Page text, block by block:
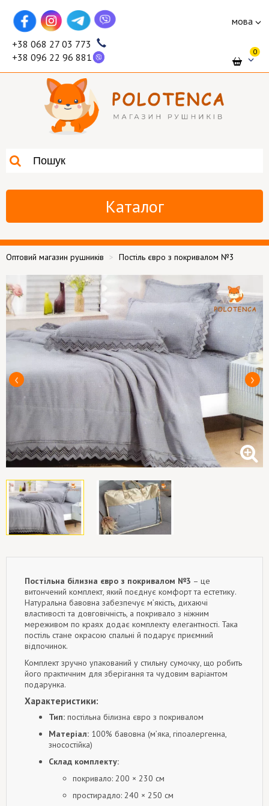
мова
+38 068 27 03 773
+38 096 22 96 881
0
Каталог
Оптовий магазин рушників Постіль євро з покривалом №3
Постільна білизна євро з покривалом №3 – це
витончений комплект, який поєднує комфорт та естетику.
Натуральна бавовна забезпечує м’якість, дихаючі
властивості та довговічність, а покривало з ніжним
мереживом по краях додає комплекту елегантності. Така
постіль стане окрасою спальні й подарує приємний
відпочинок.
Комплект зручно упакований у стильну сумочку, що робить
його практичним для зберігання та чудовим варіантом
подарунка.
Характеристики:
Тип: постільна білизна євро з покривалом
Матеріал: 100% бавовна (м’яка, гіпоалергенна,
зносостійка)
Склад комплекту:
покривало: 200 × 230 см
простирадло: 240 × 250 см